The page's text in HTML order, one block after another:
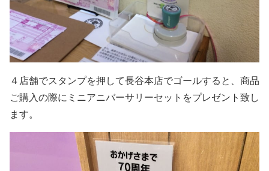
４店舗でスタンプを押して長谷本店でゴールすると、商品
ご購入の際にミニアニバーサリーセットをプレゼント致し
ます。